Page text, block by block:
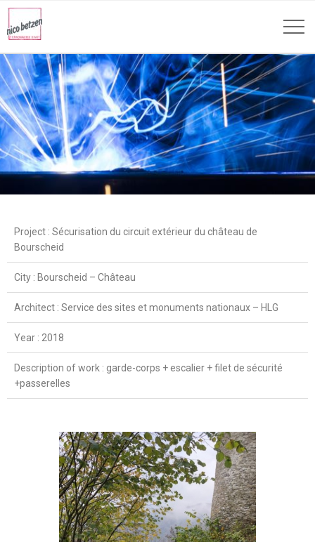
Project : Sécurisation du circuit extérieur du château de
Bourscheid
City : Bourscheid – Château
Architect : Service des sites et monuments nationaux – HLG
Year : 2018
Description of work : garde-corps + escalier + filet de sécurité
+passerelles